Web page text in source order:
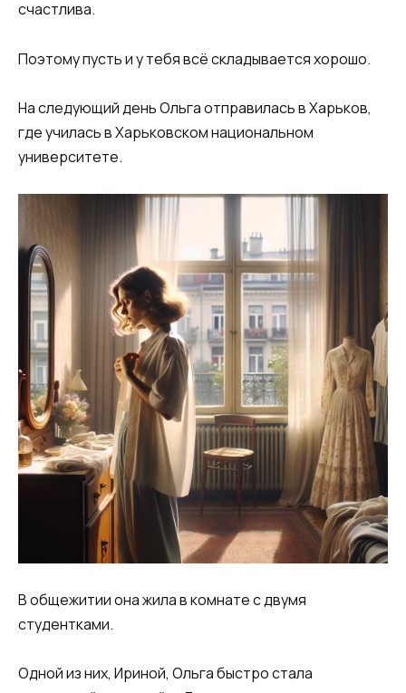
счастлива.
Поэтому пусть и у тебя всё складывается хорошо.
На следующий день Ольга отправилась в Харьков,
где училась в Харьковском национальном
университете.
В общежитии она жила в комнате с двумя
студентками.
Одной из них, Ириной, Ольга быстро стала